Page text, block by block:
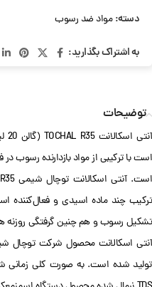
دسته: مواد ضد رسوب
به اشتراک بگذارید:
توضیحات
است با ترکیبی از مواد بازدارنده رسوب
تولید شده است. به صورت کلی زمانی